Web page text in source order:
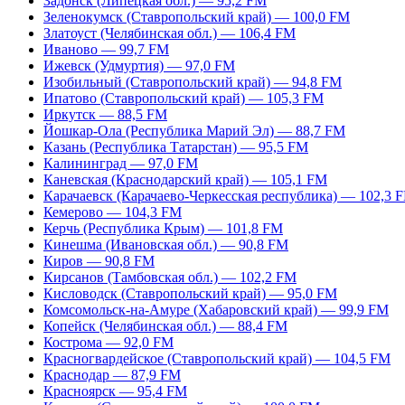
Зеленокумск (Ставропольский край) — 100,0 FM
Златоуст (Челябинская обл.) — 106,4 FM
Иваново — 99,7 FM
Ижевск (Удмуртия) — 97,0 FM
Изобильный (Ставропольский край) — 94,8 FM
Ипатово (Ставропольский край) — 105,3 FM
Иркутск — 88,5 FM
Йошкар-Ола (Республика Марий Эл) — 88,7 FM
Казань (Республика Татарстан) — 95,5 FM
Калининград — 97,0 FM
Каневская (Краснодарский край) — 105,1 FM
Карачаевск (Карачаево-Черкесская республика) — 102,3
Кемерово — 104,3 FM
Керчь (Республика Крым) — 101,8 FM
Кинешма (Ивановская обл.) — 90,8 FM
Киров — 90,8 FM
Кирсанов (Тамбовская обл.) — 102,2 FM
Кисловодск (Ставропольский край) — 95,0 FM
Комсомольск-на-Амуре (Хабаровский край) — 99,9 FM
Копейск (Челябинская обл.) — 88,4 FM
Кострома — 92,0 FM
Красногвардейское (Ставропольский край) — 104,5 FM
Краснодар — 87,9 FM
Красноярск — 95,4 FM